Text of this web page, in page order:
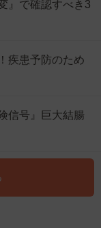
』で確認すべき3
疾患予防のため
信号』巨大結腸